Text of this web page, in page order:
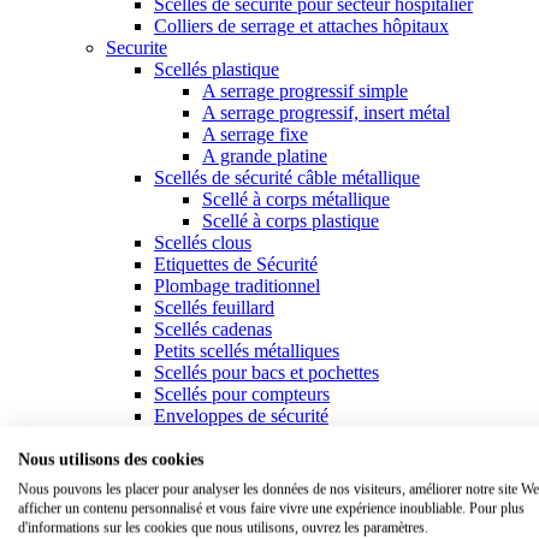
Colliers de serrage et attaches hôpitaux
Securite
Scellés plastique
A serrage progressif simple
A serrage progressif, insert métal
A serrage fixe
A grande platine
Scellés de sécurité câble métallique
Scellé à corps métallique
Scellé à corps plastique
Scellés clous
Etiquettes de Sécurité
Plombage traditionnel
Scellés feuillard
Scellés cadenas
Petits scellés métalliques
Scellés pour bacs et pochettes
Scellés pour compteurs
Enveloppes de sécurité
Attaches & colliers de serrage plastique
Colliers standards
Colliers à usage spécifique
Colliers à platine
Nous utilisons des cookies
Nous pouvons les placer pour analyser les données de nos visiteurs, améliorer notre site
afficher un contenu personnalisé et vous faire vivre une expérience inoubliable. Pour plus
d'informations sur les cookies que nous utilisons, ouvrez les paramètres.